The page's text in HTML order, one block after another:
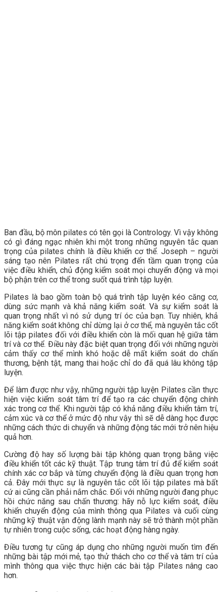
Ban đầu, bộ môn pilates có tên gọi là Contrology. Vì vậy không
có gì đáng ngạc nhiên khi một trong những nguyên tắc quan
trọng của pilates chính là điều khiến cơ thể.Joseph – người
sáng tạo nên Pilates rất chú trọng đến tầm quan trọng của
việc điều khiển, chủ động kiểm soát mọi chuyển động và mọi
bộ phận trên cơ thể trong suốt quá trình tập luyện.
Pilates là bao gồm toàn bộ quá trình tập luyện kéo căng cơ,
dùng sức mạnh và khả năng kiểm soát. Và sự kiểm soát là
quan trọng nhất vì nó sử dụng trí óc của bạn. Tuy nhiên, khả
năng kiểm soát không chỉ dừng lại ở cơ thể, mà nguyên tắc cốt
lõi tập pilates đối với điều khiển còn là mối quan hệ giữa tâm
trí và cơ thể. Điều này đặc biệt quan trọng đối với những người
cảm thấy cơ thể mình khó hoặc dễ mất kiểm soát do chấn
thương, bệnh tật, mang thai hoặc chỉ do đã quá lâu không tập
luyện.
Để làm được như vậy, những người tập luyện Pilates cần thực
hiện việc kiểm soát tâm trí để tạo ra các chuyển động chính
xác trong cơ thể. Khi người tập có khả năng điều khiển tâm trí,
cảm xúc và cơ thể ở mức độ như vậy thì sẽ dễ dàng học được
những cách thức di chuyển và những động tác mới trở nên hiệu
quả hơn.
Cường độ hay số lượng bài tập không quan trọng bằng việc
điều khiển tốt các kỹ thuật. Tập trung tâm trí đủ để kiểm soát
chính xác cơ bắp và từng chuyển động là điều quan trọng hơn
cả. Đây mới thực sự là nguyên tắc cốt lõi tập pilates mà bất
cứ ai cũng cần phải nắm chắc. Đối với những người đang phục
hồi chức năng sau chấn thương: hãy nỗ lực kiểm soát, điều
khiển chuyển động của mình thông qua Pilates và cuối cùng
những kỹ thuật vận động lành mạnh này sẽ trở thành một phần
tự nhiên trong cuộc sống, các hoạt động hàng ngày.
Điều tương tự cũng áp dụng cho những người muốn tìm đến
những bài tập mới mẻ, tạo thử thách cho cơ thể và tâm trí của
mình thông qua việc thực hiện các bài tập Pilates nâng cao
hơn.